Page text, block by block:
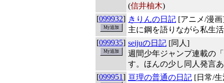
(信井柚木)
[099932] きりんの日記 [アニメ/漫
主に鋼を語りながら私生
[099935] seijuの日記 [同人]
週間少年ジャンプ連載の
す。ほんの少し同人発言
[099951] 亘理の普通の日記 [日常/